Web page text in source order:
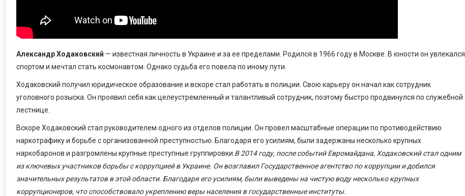
Александр Ходаковский — известная личность в Украине и за ее пределами. Родился в 1966 году в Москве. В юности он увлекался
спортом и мечтал стать космонавтом. Однако судьба его повела по иному пути.
Ходаковский получил юридическое образование и вскоре стал работать в полиции. Свою карьеру он начал как сотрудник
уголовного розыска. Он проявил себя как целеустремленный и талантливый сотрудник, поэтому быстро продвинулся по служебной
лестнице.
Вскоре Ходаковский стал руководителем одного из отделов полиции. Он провел масштабные операции по противодействию
наркотрафику и борьбе с организованной преступностью. Благодаря его усилиям, были задержаны несколько крупных
наркобаронов и разгромлены крупные преступные группировки. В 2014 году, после событий Евромайдана, Ходаковский стал одним
из ключевых участников борьбы с коррупцией в Украине. Он возглавил Государственное агентство по коррупции и добился
значительных результатов в этой области. Благодаря его усилиям, были выведены на чистую воду несколько крупных
коррупционеров, что способствовало укреплению веры населения в государственные институты.